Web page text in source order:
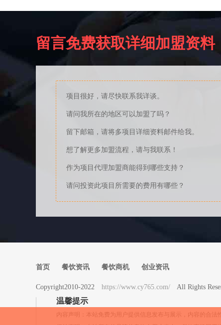
留言免费获取详细加盟资料
项目很好，请尽快联系我详谈。
请问我所在的地区可以加盟了吗？
留下邮箱，请将多项目详细资料邮件给我。
想了解更多加盟流程，请与我联系！
作为项目代理加盟商能得到哪些支持？
请问投资此项目所需要的费用有哪些？
首页 餐饮资讯 餐饮商机 创业资讯
Copyright2010-2022 https://www.cy765.com/ All Rights
温馨提示
内容声明：本站免费为用户提供信息发布与展示，内容的合法